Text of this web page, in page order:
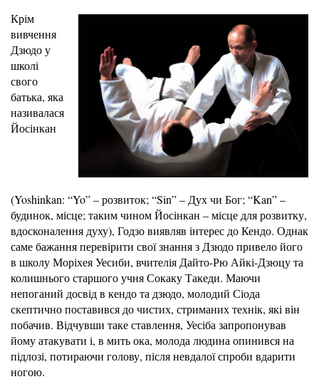
Крім
вивчення
Дзюдо у
школі
свого
батька, яка
називалася
Йосінкан
(Yoshinkan: “Yo” – розвиток; “Sin” – Дух чи Бог; “Kan” –
будинок, місце; таким чином Йосінкан – місце для розвитку,
вдосконалення духу), Годзо виявляв інтерес до Кендо. Однак
саме бажання перевірити свої знання з Дзюдо привело його
в школу Моріхея Уесиби, вчителія Дайто-Рю Айкі-Дзюцу та
колишнього старшого учня Сокаку Такеди. Маючи
непоганий досвід в кендо та дзюдо, молодий Сіода
скептично поставився до чистих, стриманих технік, які він
побачив. Відчувши таке ставлення, Уесіба запропонував
йому атакувати і, в мить ока, молода людина опинився на
підлозі, потираючи голову, після невдалої спроби вдарити
ногою.